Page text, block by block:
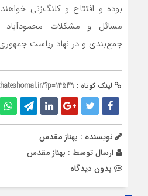
بوده و افتتاح و کلنگ‌زنی
مسائل و مشکلات
جمع‌بندی و در نهاد ریاست
لینک کوتاه : ?p=14539
نویسنده : بهناز مقدس
ارسال توسط : بهناز مقدس
بدون دیدگاه